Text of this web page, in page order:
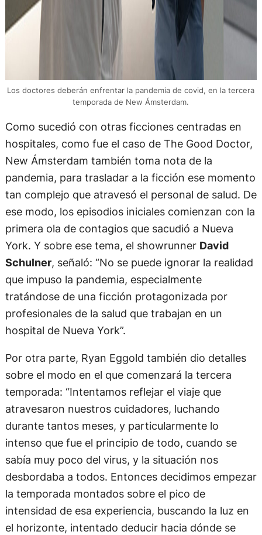
Los doctores deberán enfrentar la pandemia de covid, en la tercera
temporada de New Ámsterdam.
Como sucedió con otras ficciones centradas en
hospitales, como fue el caso de The Good Doctor,
New Ámsterdam también toma nota de la
pandemia, para trasladar a la ficción ese momento
tan complejo que atravesó el personal de salud. De
ese modo, los episodios iniciales comienzan con la
primera ola de contagios que sacudió a Nueva
York. Y sobre ese tema, el showrunner David
Schulner, señaló: “No se puede ignorar la realidad
que impuso la pandemia, especialmente
tratándose de una ficción protagonizada por
profesionales de la salud que trabajan en un
hospital de Nueva York”.
Por otra parte, Ryan Eggold también dio detalles
sobre el modo en el que comenzará la tercera
temporada: “Intentamos reflejar el viaje que
atravesaron nuestros cuidadores, luchando
durante tantos meses, y particularmente lo
intenso que fue el principio de todo, cuando se
sabía muy poco del virus, y la situación nos
desbordaba a todos. Entonces decidimos empezar
la temporada montados sobre el pico de
intensidad de esa experiencia, buscando la luz en
el horizonte, intentado deducir hacia dónde se